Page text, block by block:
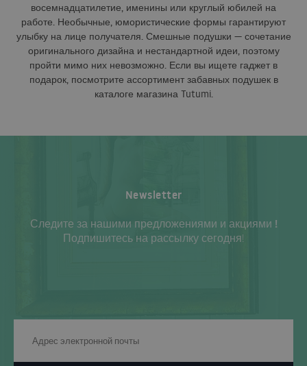
восемнадцатилетие, именины или круглый юбилей на
работе. Необычные, юмористические формы гарантируют
улыбку на лице получателя. Смешные подушки — сочетание
оригинального дизайна и нестандартной идеи, поэтому
пройти мимо них невозможно. Если вы ищете гаджет в
подарок, посмотрите ассортимент забавных подушек в
каталоге магазина Tutumi.
Newsletter
Следите за нашими предложениями и акциями !
Подпишитесь на рассылку сегодня!